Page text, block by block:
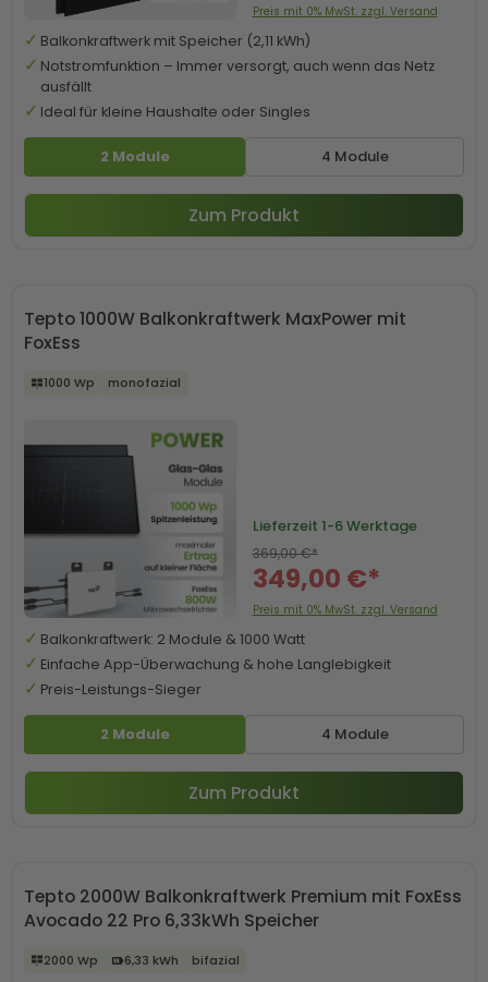
2 Module 4 Module
Preis mit 0% MwSt. zzgl. Versand
Balkonkraftwerk mit Speicher (2,11 kWh)
Notstromfunktion – Immer versorgt, auch wenn das Netz
ausfällt
Ideal für kleine Haushalte oder Singles
Zum Produkt
Tepto 1000W Balkonkraftwerk MaxPower mit
FoxEss
1000 Wp monofazial
2 Module 4 Module
Lieferzeit 1-6 Werktage
349,00 €*
369,00 €*
Preis mit 0% MwSt. zzgl. Versand
Balkonkraftwerk: 2 Module & 1000 Watt
Einfache App-Überwachung & hohe Langlebigkeit
Preis-Leistungs-Sieger
Zum Produkt
Tepto 2000W Balkonkraftwerk Premium mit FoxEss
Avocado 22 Pro 6,33kWh Speicher
2000 Wp 6,33 kWh bifazial